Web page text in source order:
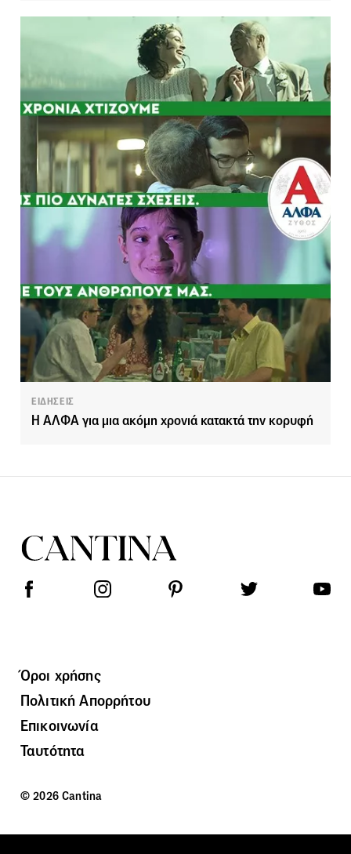
ΕΙΔΗΣΕΙΣ
Η ΑΛΦΑ για μια ακόμη χρονιά κατακτά την κορυφή
Όροι χρήσης
Πολιτική Απορρήτου
Επικοινωνία
Ταυτότητα
© 2026 Cantina